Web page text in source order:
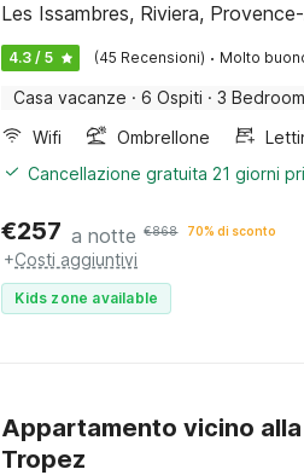
Les Issambres, Riviera,
4.3 / 5 (45 Recensioni) · Molto
Casa vacanze · 6 Ospiti · 3
Wifi
Ombrellone
Cancellazione gratuita 21 giorni
€257 a notte €868 70% di sconto
+Costi aggiuntivi
Kids zone available
Appartamento vicino
Tropez